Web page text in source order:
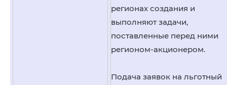
регионах создания и
выполняют задачи,
поставленные перед ними
регионом-акционером.
Подача заявок на льготный